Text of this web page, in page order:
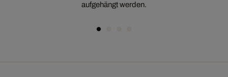
aufgehängt werden.